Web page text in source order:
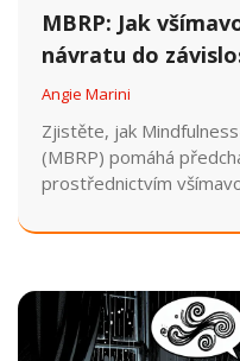
MBRP: Jak
návratu do
Angie Marini
Zjistěte, jak
(MBRP) pomáhá
prostřednictvím